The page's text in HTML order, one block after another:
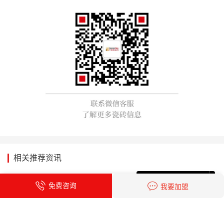
相关推荐资讯
美｜可循环高纯度微晶，重新定
免费咨询 我要加盟